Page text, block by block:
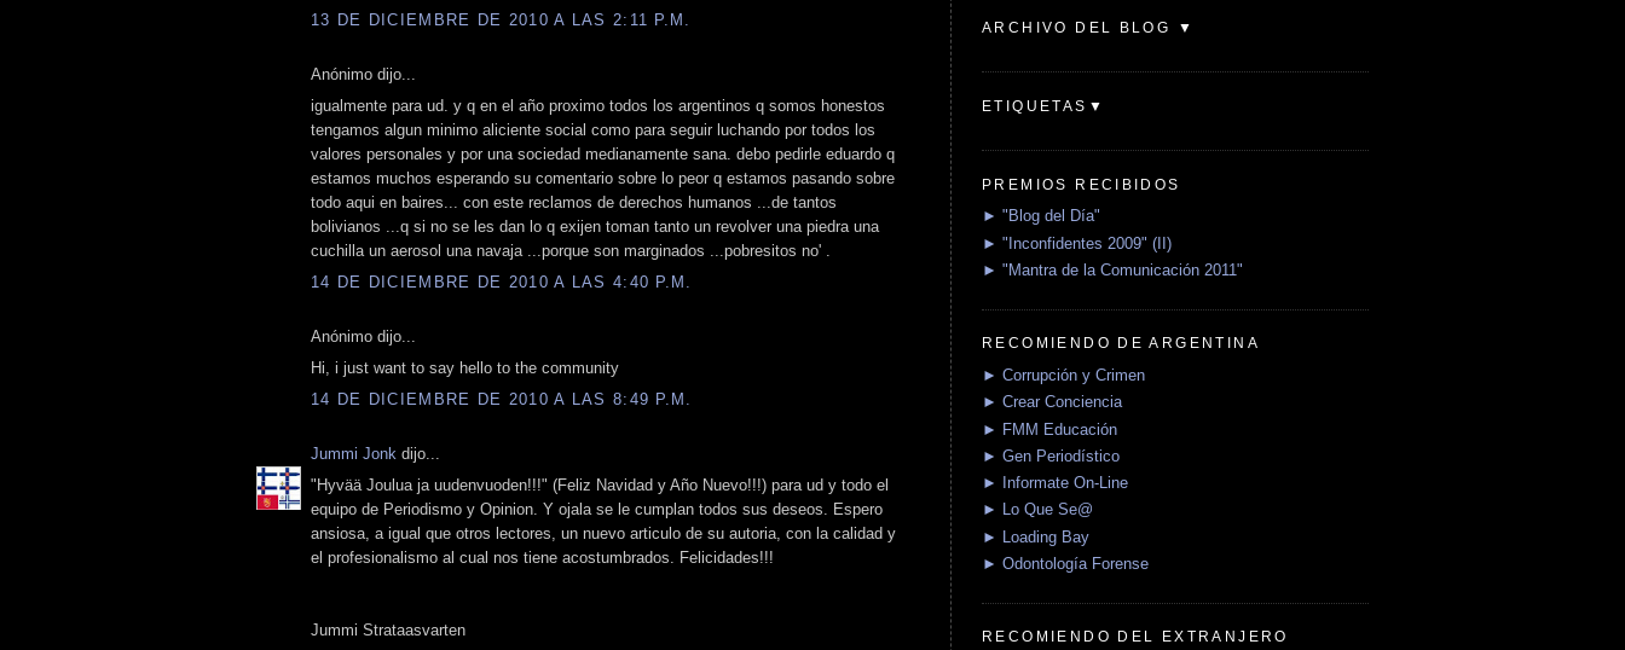
13 DE DICIEMBRE DE 2010 A LAS 2:11 P.M.
Anónimo dijo...
igualmente para ud. y q en el año proximo todos los argentinos q somos honestos
tengamos algun minimo aliciente social como para seguir luchando por todos los
valores personales y por una sociedad medianamente sana. debo pedirle eduardo q
estamos muchos esperando su comentario sobre lo peor q estamos pasando sobre
todo aqui en baires... con este reclamos de derechos humanos ...de tantos
bolivianos ...q si no se les dan lo q exijen toman tanto un revolver una piedra una
cuchilla un aerosol una navaja ...porque son marginados ...pobresitos no' .
14 DE DICIEMBRE DE 2010 A LAS 4:40 P.M.
Anónimo dijo...
Hi, i just want to say hello to the community
14 DE DICIEMBRE DE 2010 A LAS 8:49 P.M.
Jummi Jonk dijo...
‎"Hyvää Joulua ja uudenvuoden!!!" (Feliz Navidad y Año Nuevo!!!) para ud y todo el
equipo de Periodismo y Opinion. Y ojala se le cumplan todos sus deseos. Espero
ansiosa, a igual que otros lectores, un nuevo articulo de su autoria, con la calidad y
el profesionalismo al cual nos tiene acostumbrados. Felicidades!!!
Jummi Strataasvarten
ARCHIVO DEL BLOG ▼
ETIQUETAS▼
PREMIOS RECIBIDOS
► "Blog del Día"
► "Inconfidentes 2009" (II)
► "Mantra de la Comunicación 2011"
RECOMIENDO DE ARGENTINA
► Corrupción y Crimen
► Crear Conciencia
► FMM Educación
► Gen Periodístico
► Informate On-Line
► Lo Que Se@
► Loading Bay
► Odontología Forense
RECOMIENDO DEL EXTRANJERO